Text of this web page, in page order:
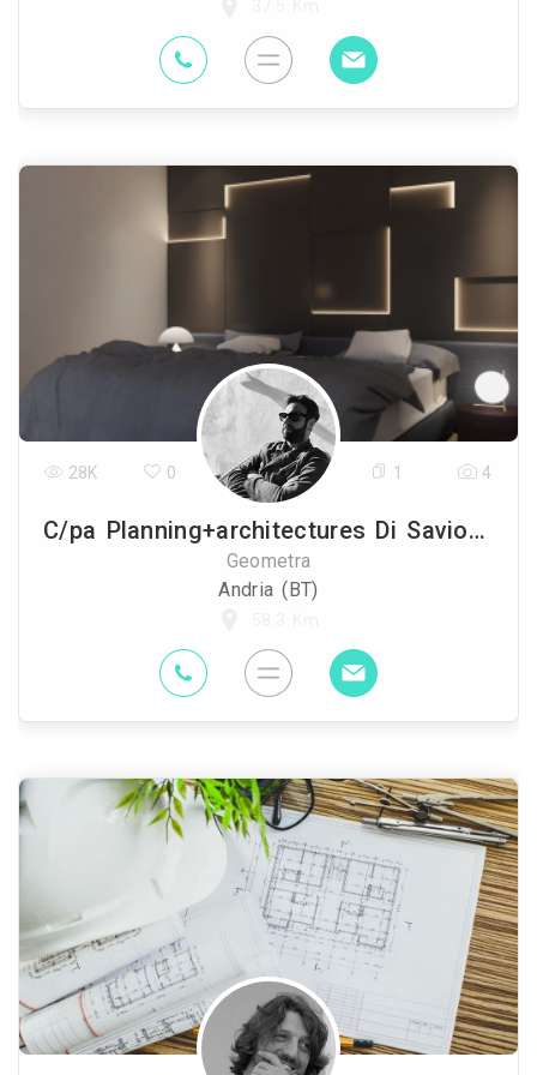
C/pa Planning+architectures Di Savio Corposanto
Geometra
Andria (BT)
28K 0 1 4